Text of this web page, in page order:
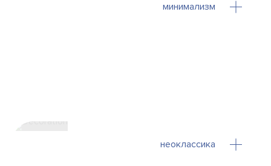
минимализм
неоклассика